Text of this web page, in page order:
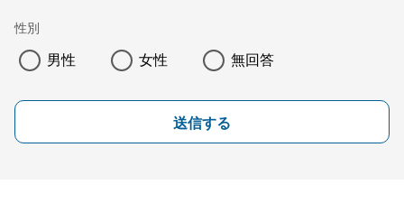
性別
男性 女性 無回答
送信する